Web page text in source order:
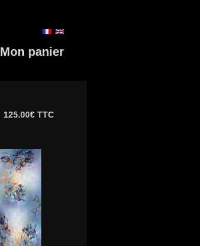
Mon panier
125.00€ TTC